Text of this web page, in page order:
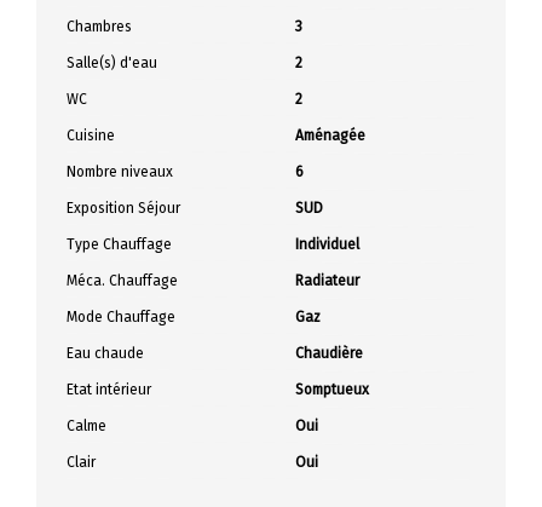
Chambres 3
Salle(s) d'eau 2
WC 2
Cuisine Aménagée
Nombre niveaux 6
Exposition Séjour SUD
Type Chauffage Individuel
Méca. Chauffage Radiateur
Mode Chauffage Gaz
Eau chaude Chaudière
Etat intérieur Somptueux
Calme Oui
Clair Oui